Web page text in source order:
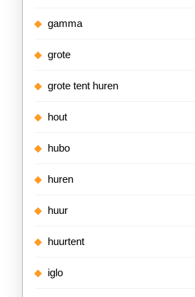
gamma
grote
grote tent huren
hout
hubo
huren
huur
huurtent
iglo